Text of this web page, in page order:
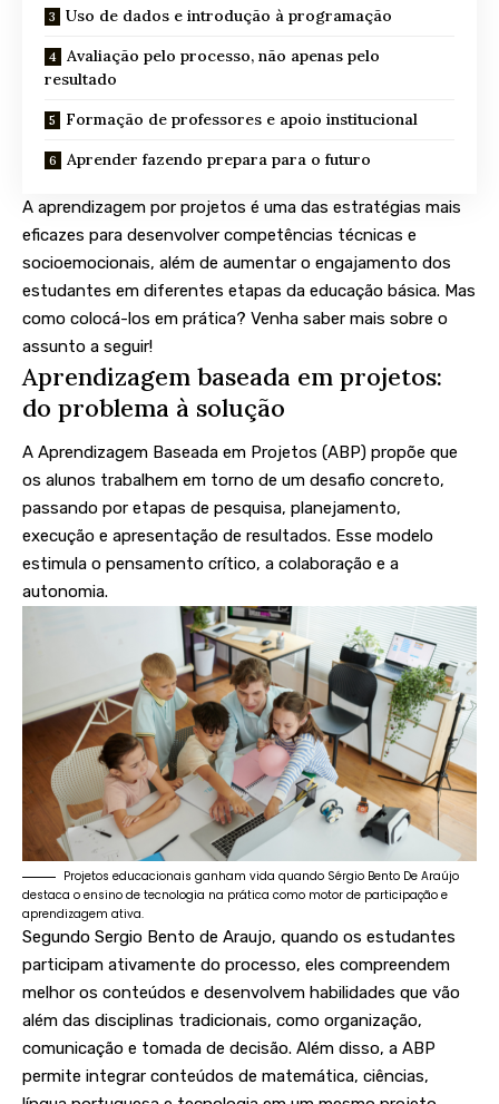
Uso de dados e introdução à programação
Avaliação pelo processo, não apenas pelo
resultado
Formação de professores e apoio institucional
Aprender fazendo prepara para o futuro
A aprendizagem por projetos é uma das estratégias mais
eficazes para desenvolver competências técnicas e
socioemocionais, além de aumentar o engajamento dos
estudantes em diferentes etapas da educação básica. Mas
como colocá-los em prática? Venha saber mais sobre o
assunto a seguir!
Aprendizagem baseada em projetos:
do problema à solução
A Aprendizagem Baseada em Projetos (ABP) propõe que
os alunos trabalhem em torno de um desafio concreto,
passando por etapas de pesquisa, planejamento,
execução e apresentação de resultados. Esse modelo
estimula o pensamento crítico, a colaboração e a
autonomia.
Projetos educacionais ganham vida quando Sérgio Bento De Araújo
destaca o ensino de tecnologia na prática como motor de participação e
aprendizagem ativa.
Segundo Sergio Bento de Araujo, quando os estudantes
participam ativamente do processo, eles compreendem
melhor os conteúdos e desenvolvem habilidades que vão
além das disciplinas tradicionais, como organização,
comunicação e tomada de decisão. Além disso, a ABP
permite integrar conteúdos de matemática, ciências,